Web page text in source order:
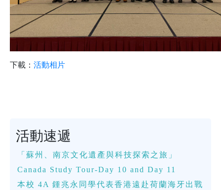
下載： 活動相片
活動速遞
「蘇州、南京文化遺產與科技探索之旅」
Canada Study Tour-Day 10 and Day 11
本校 4A 鍾兆永同學代表香港遠赴荷蘭海牙出戰